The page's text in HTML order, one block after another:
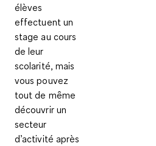
élèves
effectuent un
stage au cours
de leur
scolarité, mais
vous pouvez
tout de même
découvrir un
secteur
d’activité après